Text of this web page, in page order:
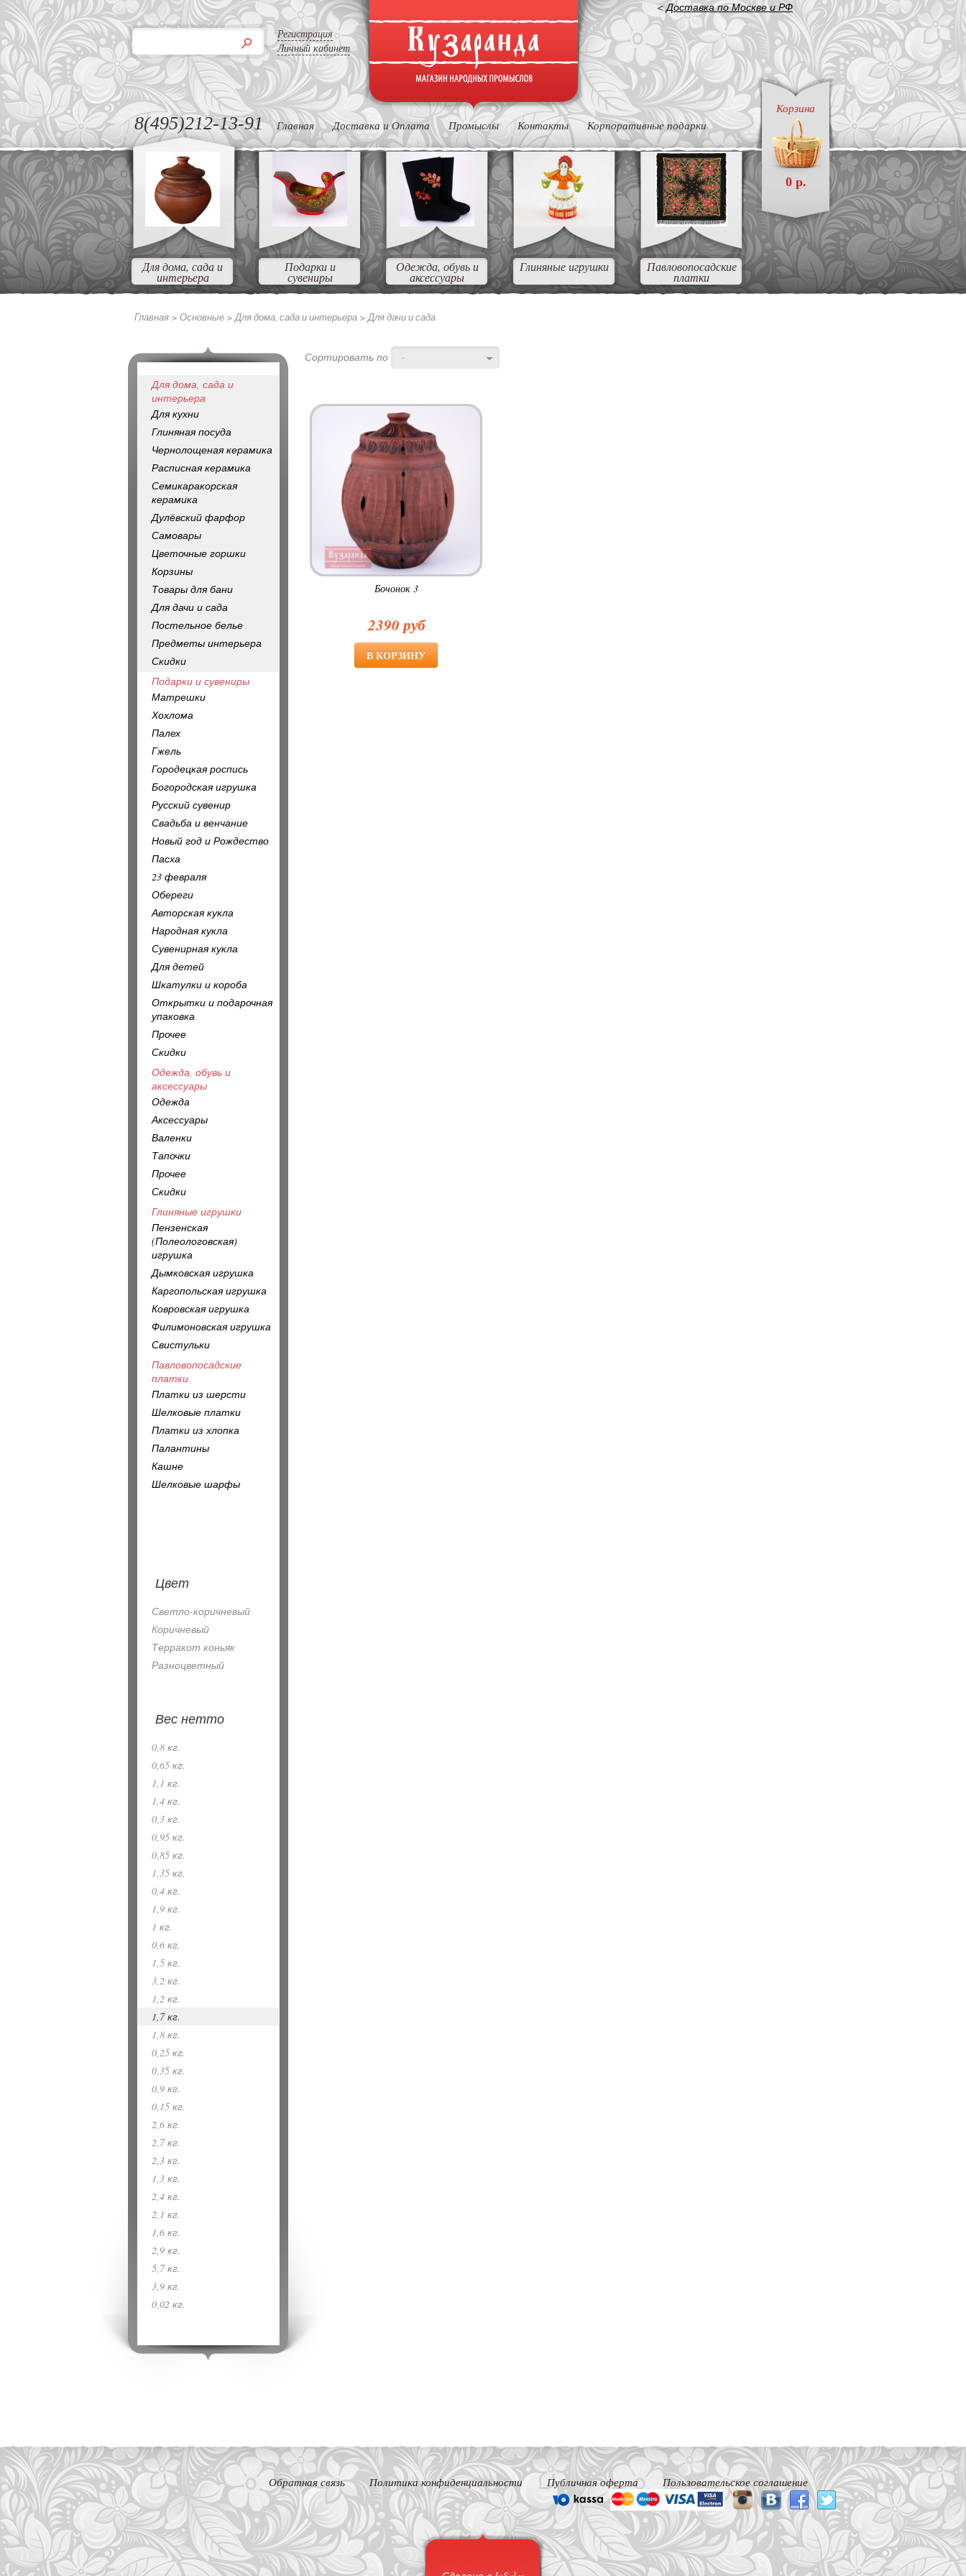
Регистрация
Личный кабинет
<Доставка по Москве и РФ
Корзина
0 р.
8(495)212-13-91 Главная Доставка и Оплата Промыслы Контакты Корпоративные подарки
Для дома, сада и
интерьера
Подарки и
сувениры
Одежда, обувь и
аксессуары
Глиняные игрушки Павловопосадские
платки
Главная > Основные >Для дома, сада и интерьера >Для дачи и сада
Сортировать по -
Бочонок 3
2390 руб
Для дома, сада и
интерьера
Для кухни
Глиняная посуда
Чернолощеная керамика
Расписная керамика
Семикаракорская
керамика
Дулёвский фарфор
Самовары
Цветочные горшки
Корзины
Товары для бани
Для дачи и сада
Постельное белье
Предметы интерьера
Скидки
Подарки и сувениры
Матрешки
Хохлома
Палех
Гжель
Городецкая роспись
Богородская игрушка
Русский сувенир
Свадьба и венчание
Новый год и Рождество
Пасха
23 февраля
Обереги
Авторская кукла
Народная кукла
Сувенирная кукла
Для детей
Шкатулки и короба
Открытки и подарочная
упаковка
Прочее
Скидки
Одежда, обувь и
аксессуары
Одежда
Аксессуары
Валенки
Тапочки
Прочее
Скидки
Глиняные игрушки
Пензенская
(Полеологовская)
игрушка
Дымковская игрушка
Каргопольская игрушка
Ковровская игрушка
Филимоновская игрушка
Свистульки
Павловопосадские
платки
Платки из шерсти
Шелковые платки
Платки из хлопка
Палантины
Кашне
Шелковые шарфы
Цвет
Светло-коричневый
Коричневый
Терракот коньяк
Разноцветный
Вес нетто
0,8 кг.
0,65 кг.
1,1 кг.
1,4 кг.
0,3 кг.
0,95 кг.
0,85 кг.
1,35 кг.
0,4 кг.
1,9 кг.
1 кг.
0,6 кг.
1,5 кг.
3,2 кг.
1,2 кг.
1,7 кг.
1,8 кг.
0,25 кг.
0,35 кг.
0,9 кг.
0,15 кг.
2,6 кг.
2,7 кг.
2,3 кг.
1,3 кг.
2,4 кг.
2,1 кг.
1,6 кг.
2,9 кг.
5,7 кг.
3,9 кг.
0,02 кг.
Обратная связь Политика конфиденциальности Публичная оферта Пользовательское соглашение